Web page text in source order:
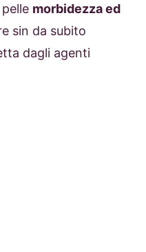
morbidezza ed
sin da subito
dagli agenti